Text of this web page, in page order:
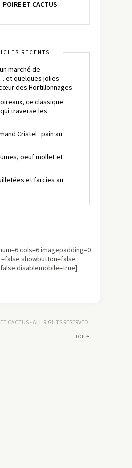
POIRE ET CACTUS
RÉCENTS
marché de
et quelques jolies
des Hortillonnages
ce classique
traverse les
Cristel : pain au
oeuf mollet et
et farcies au
cols=6 imagepadding=0
showbutton=false
disablemobile=true]
CACTUS - ALL RIGHTS RESERVED
TOP